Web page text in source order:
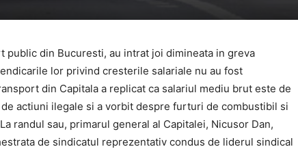
public din Bucuresti, au intrat joi dimineata in greva
lor privind cresterile salariale nu au fost
din Capitala a replicat ca salariul mediu brut este de
actiuni ilegale si a vorbit despre furturi de combustibil si
randul sau, primarul general al Capitalei, Nicusor Dan,
de sindicatul reprezentativ condus de liderul sindical